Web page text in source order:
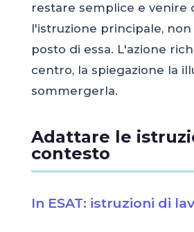
restare semplice e venire
l'istruzione principale,
posto di essa. L'azione
centro, la spiegazione la
sommergerla.
Adattare le
contesto
In ESAT: istruzioni di